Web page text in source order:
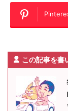
この記事を書